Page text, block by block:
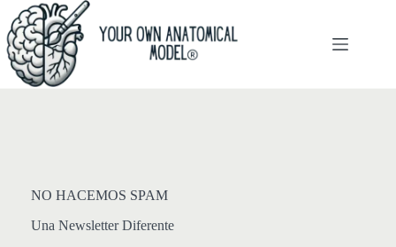
Saltar
contenido
NO HACEMOS SPAM
Una Newsletter Diferente